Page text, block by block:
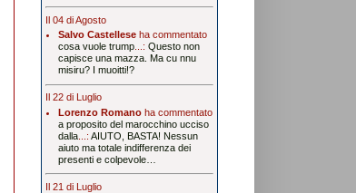
Il 04 di Agosto
Salvo Castelleseha commentato
cosa vuole trump...: Questo non
capisce una mazza. Ma cu nnu
misiru? I muoitti!?
Il 22 di Luglio
Lorenzo Romanoha commentato
a proposito del marocchino ucciso
dalla...: AIUTO, BASTA! Nessun
aiuto ma totale indifferenza dei
presenti e colpevole…
Il 21 di Luglio